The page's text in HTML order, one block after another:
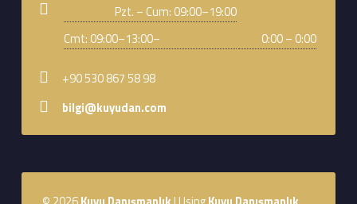
Pzt. – Cum: 09:00–19:00
Cmt: 09:00–13:00–
0:00 – 0:00
Phone number:
+90 530 867 58 98
Email address:
bilgi@kuyudan.com